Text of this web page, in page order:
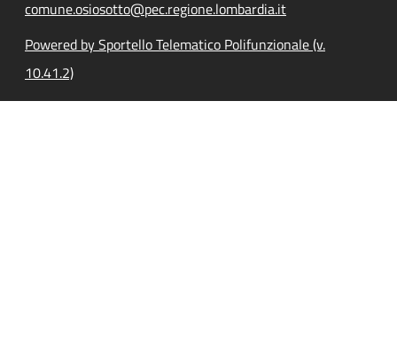
comune.osiosotto@pec.regione.lombardia.it
Powered by Sportello Telematico Polifunzionale (v.
10.41.2)